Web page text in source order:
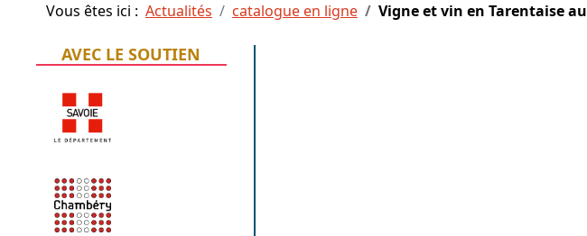
Vous êtes ici : Actualités catalogue en ligne Vigne et vin en Tarentaise
AVEC LE SOUTIEN